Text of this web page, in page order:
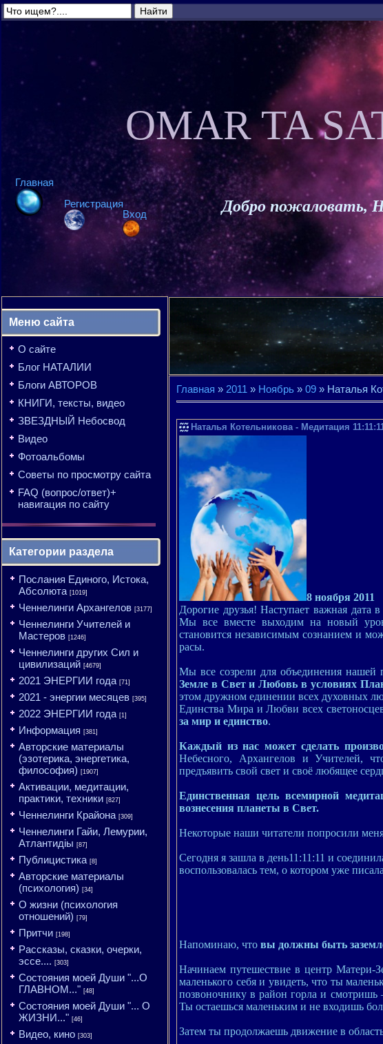
Главная
Регистрация
Вход
OMAR TA
Добро пожаловать,
Меню сайта
О сайте
Блог НАТАЛИИ
Блоги АВТОРОВ
КНИГИ, тексты, видео
ЗВЕЗДНЫЙ Небосвод
Видео
Фотоальбомы
Советы по просмотру сайта
FAQ (вопрос/ответ)+
навигация по сайту
Категории раздела
Послания Единого, Истока,
Абсолюта [1019]
Ченнелинги Архангелов [3177]
Ченнелинги Учителей и
Мастеров [1246]
Ченнелинги других Сил и
цивилизаций [4679]
2021 ЭНЕРГИИ года [71]
2021 - энергии месяцев [395]
2022 ЭНЕРГИИ года [1]
Информация [381]
Авторские материалы
(эзотерика, энергетика,
философия) [1907]
Активации, медитации,
практики, техники [827]
Ченнелинги Крайона [309]
Ченнелинги Гайи, Лемурии,
Атлантидіы [87]
Публицистика [8]
Авторские материалы
(психология) [34]
О жизни (психология
отношений) [79]
Притчи [198]
Рассказы, сказки, очерки,
эссе.... [303]
Состояния моей Души "...О
ГЛАВНОМ..." [48]
Состояния моей Души "... О
ЖИЗНИ..." [46]
Видео, кино [303]
Главная » 2011 » Ноябрь » 09 » Наталья
Наталья Котельникова - Медитация
8 ноября 2011
Дорогие друзья! Наступает важная
Мы все вместе выходим на новый
становится независимым сознанием и
расы.
Мы все созрели для объединения нашей
Земле в Свет и Любовь в условиях
этом дружном единении всех духовных
Единства Мира и Любви всех
за мир и единство.
Каждый из нас может сделать
Небесного, Архангелов и Учителей,
предъявить свой свет и своё любящее
Единственная цель всемирной
вознесения планеты в Свет.
Некоторые наши читатели попросили
Сегодня я зашла в день11:11:11 и
воспользовалась тем, о котором уже
Напоминаю, что вы должны быть
Начинаем путешествие в центр Матери-
маленького себя и увидеть, что ты
позвоночнику в район горла и смотришь
Ты остаешься маленьким и не входишь
Затем ты продолжаешь движение в